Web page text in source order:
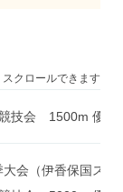
スクロールできます
技会 1500m 優勝
大会（伊香保国ス